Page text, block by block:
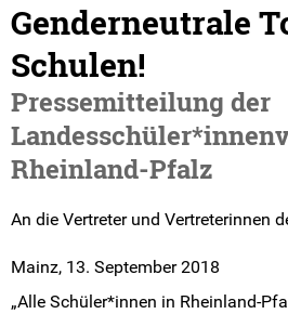
Positionen & Lesestoff
Beschlusslage
Stellungnahmen
Medienberichte
Genderneutrale
Schulen!
Pressemitteilung der
Rheinland-Pfalz
An die Vertreter und Vertreterinnen
Mainz, 13. September 2018
„Alle Schüler*innen in Rheinland-